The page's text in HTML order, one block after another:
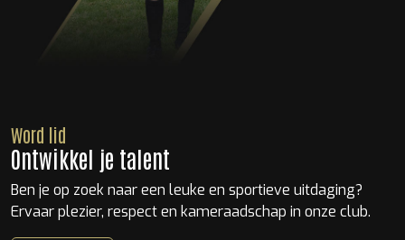
Word lid
Ontwikkel je talent
Ben je op zoek naar een leuke en sportieve uitdaging?
Ervaar plezier, respect en kameraadschap in onze club.